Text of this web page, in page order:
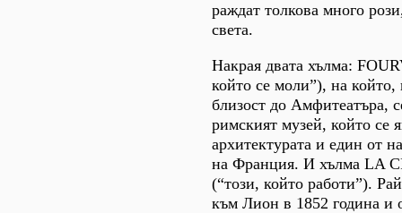
раждат толкова много
света.
Накрая двата хълма:
който се моли”), на който,
близост до Амфитеатъра,
римският музей, който се
архитектурата и един от
на Франция. И хълма LA
(“този, който работи”).
към Лион в 1852 година и